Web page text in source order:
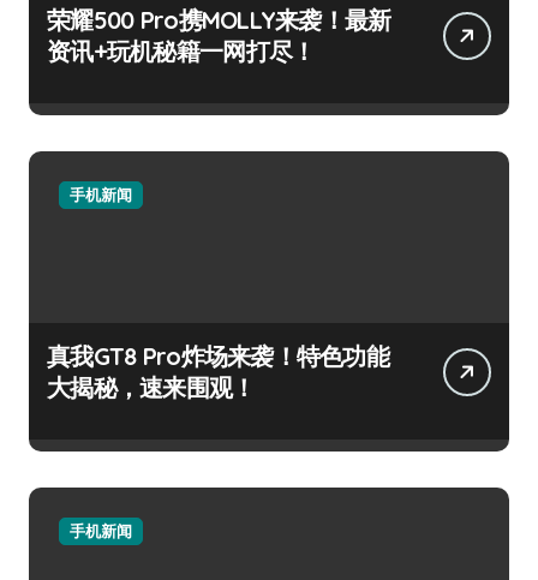
荣耀500 Pro携MOLLY来袭！最新
资讯+玩机秘籍一网打尽！
手机新闻
真我GT8 Pro炸场来袭！特色功能
大揭秘，速来围观！
手机新闻